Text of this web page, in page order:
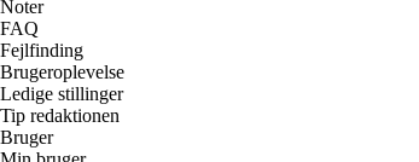
Noter
FAQ
Fejlfinding
Brugeroplevelse
Ledige stillinger
Tip redaktionen
Bruger